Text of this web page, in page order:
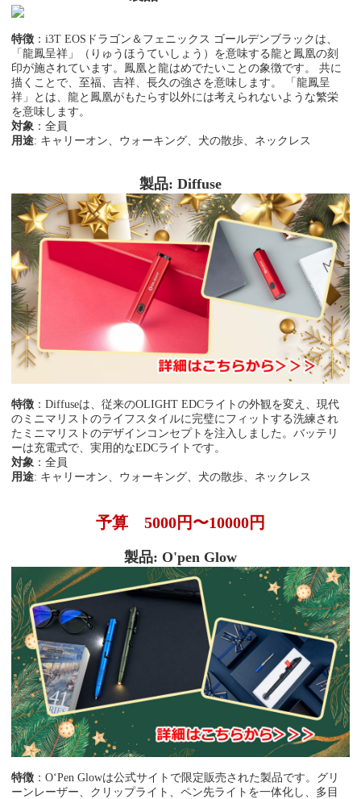
特徴 ：i3T EOSドラゴン＆フェニックス ゴールデンブラックは、
「龍鳳呈祥」（りゅうほうていしょう）を意味する龍と鳳凰の刻
印が施されています。鳳凰と龍はめでたいことの象徴です。 共に
描くことで、至福、吉祥、長久の強さを意味します。 「龍鳳呈
祥」とは、龍と鳳凰がもたらす以外には考えられないような繁栄
を意味します。
対象 ：全員
用途: キャリーオン、ウォーキング、犬の散歩、ネックレス
製品: Diffuse
特徴 ：Diffuseは、従来のOLIGHT EDCライトの外観を変え、現代
のミニマリストのライフスタイルに完璧にフィットする洗練され
たミニマリストのデザインコンセプトを注入しました。バッテリ
ーは充電式で、実用的なEDCライトです。
対象 ：全員
用途: キャリーオン、ウォーキング、犬の散歩、ネックレス
予算 5000円〜10000円
製品: O'pen Glow
特徴 ：O‘Pen Glowは公式サイトで限定販売された製品です。グリ
ーンレーザー、クリップライト、ペン先ライトを一体化し、多目